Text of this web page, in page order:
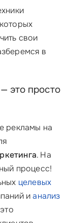
свои
в
— это просто
рекламы на
. На
процесс!
целевых
ианализ